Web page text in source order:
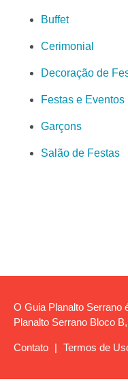
Buffet
Cerimonial
Decoração de
Festas e Eventos
Garçons
Salão de Festas
O Guia Planalto Serrano
Planalto Serrano Bloco
Contato | Termos de